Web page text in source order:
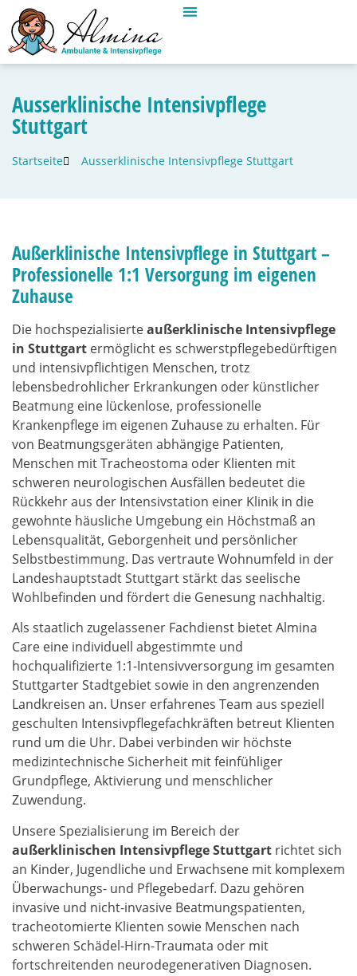
Ausserklinische Intensivpflege
Stuttgart
Startseite Ausserklinische Intensivpflege Stuttgart
Außerklinische Intensivpflege in Stuttgart –
Professionelle 1:1 Versorgung im eigenen
Zuhause
Die hochspezialisierteaußerklinische Intensivpflege
in Stuttgart ermöglicht es schwerstpflegebedürftigen
und intensivpflichtigen Menschen, trotz
lebensbedrohlicher Erkrankungen oder künstlicher
Beatmung eine lückenlose, professionelle
Krankenpflege im eigenen Zuhause zu erhalten. Für
von Beatmungsgeräten abhängige Patienten,
Menschen mit Tracheostoma oder Klienten mit
schweren neurologischen Ausfällen bedeutet die
Rückkehr aus der Intensivstation einer Klinik in die
gewohnte häusliche Umgebung ein Höchstmaß an
Lebensqualität, Geborgenheit und persönlicher
Selbstbestimmung. Das vertraute Wohnumfeld in der
Landeshauptstadt Stuttgart stärkt das seelische
Wohlbefinden und fördert die Genesung nachhaltig.
Als staatlich zugelassener Fachdienst bietet Almina
Care eine individuell abgestimmte und
hochqualifizierte 1:1-Intensivversorgung im gesamten
Stuttgarter Stadtgebiet sowie in den angrenzenden
Landkreisen an. Unser erfahrenes Team aus speziell
geschulten Intensivpflegefachkräften betreut Klienten
rund um die Uhr. Dabei verbinden wir höchste
medizintechnische Sicherheit mit feinfühliger
Grundpflege, Aktivierung und menschlicher
Zuwendung.
Unsere Spezialisierung im Bereich der
außerklinischen Intensivpflege Stuttgart richtet sich
an Kinder, Jugendliche und Erwachsene mit komplexem
Überwachungs- und Pflegebedarf. Dazu gehören
invasive und nicht-invasive Beatmungspatienten,
tracheotomierte Klienten sowie Menschen nach
schweren Schädel-Hirn-Traumata oder mit
fortschreitenden neurodegenerativen Diagnosen.